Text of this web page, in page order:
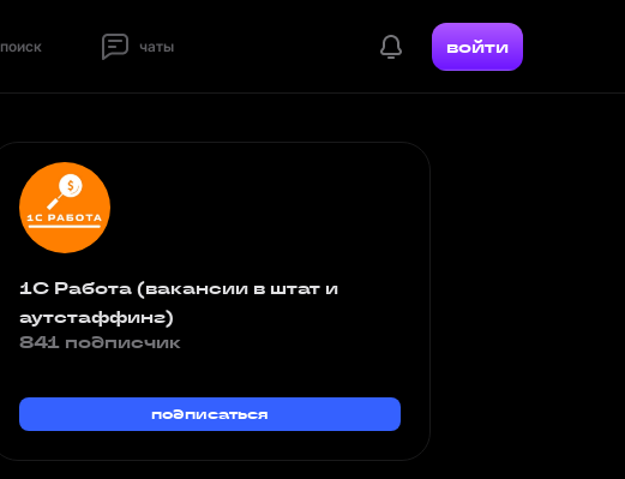
поиск чаты войти
1С Работа (вакансии в штат и
аутстаффинг)
841 подписчик
подписаться